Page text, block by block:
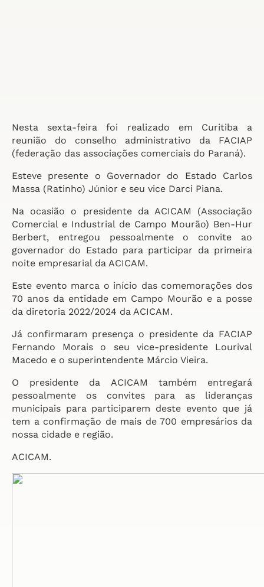
Nesta sexta-feira foi realizado em Curitiba a
reunião do conselho administrativo da FACIAP
(federação das associações comerciais do Paraná).
Esteve presente o Governador do Estado Carlos
Massa (Ratinho) Júnior e seu vice Darci Piana.
Na ocasião o presidente da ACICAM (Associação
Comercial e Industrial de Campo Mourão) Ben-Hur
Berbert, entregou pessoalmente o convite ao
governador do Estado para participar da primeira
noite empresarial da ACICAM.
Este evento marca o início das comemorações dos
70 anos da entidade em Campo Mourão e a posse
da diretoria 2022/2024 da ACICAM.
Já confirmaram presença o presidente da FACIAP
Fernando Morais o seu vice-presidente Lourival
Macedo e o superintendente Márcio Vieira.
O presidente da ACICAM também entregará
pessoalmente os convites para as lideranças
municipais para participarem deste evento que já
tem a confirmação de mais de 700 empresários da
nossa cidade e região.
ACICAM.